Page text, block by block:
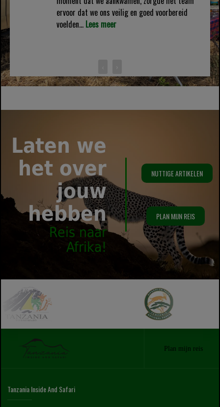
ervoor dat we ons veilig en goed voorbereid
voelden... Lees meer
Laten we
het over
jouw
hebben
Reis naar
Afrika!
NUTTIGE ARTIKELEN
PLAN MIJN REIS
Plan mijn reis
Tanzania Inside And Safari